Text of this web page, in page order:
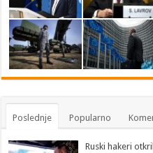
Poslednje Popularno
Ruski hakeri